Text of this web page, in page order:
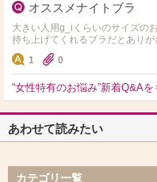
オススメナイトブラ
大きい人用g_iくらいのサイズの
持ち上げてくれるブラだとありが
1
0
“女性特有のお悩み”新着Q&A
あわせて読みたい
カテゴリ一覧